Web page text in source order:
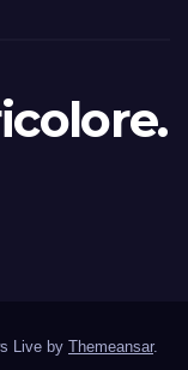
Live by Themeansar.